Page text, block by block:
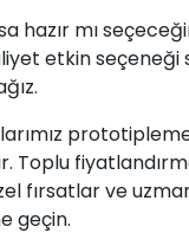
hazır mı
etkin seçeneği
Toplu
fırsatlar ve
geçin.